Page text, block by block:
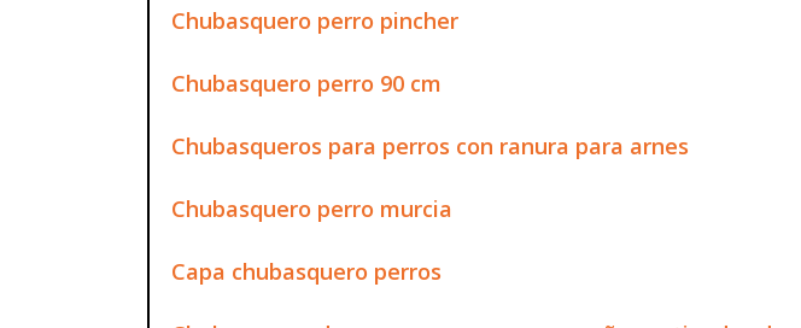
Chubasquero perro pincher
Chubasquero perro 90 cm
Chubasqueros para perros con ranura para arnes
Chubasquero perro murcia
Capa chubasquero perros